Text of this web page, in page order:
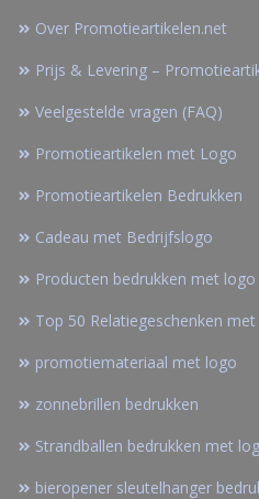
Over Promotieartikelen.net
Prijs & Levering –
Veelgestelde vragen (FAQ)
Promotieartikelen met Logo
Promotieartikelen Bedrukken
Cadeau met Bedrijfslogo
Producten bedrukken met logo
Top 50 Relatiegeschenken met
promotiemateriaal met logo
zonnebrillen bedrukken
Strandballen bedrukken met
bieropener sleutelhanger